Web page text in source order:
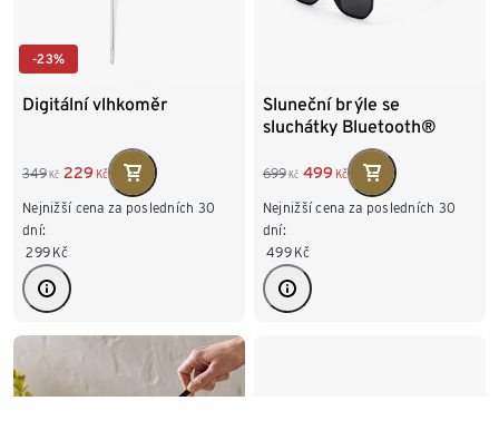
-23%
Digitální vlhkoměr
349 Kč 229 Kč
Nejnižší cena za posledních 30
dní:
299 Kč
Sluneční brýle se
sluchátky Bluetooth®
699 Kč 499 Kč
Nejnižší cena za posledních 30
dní:
499 Kč